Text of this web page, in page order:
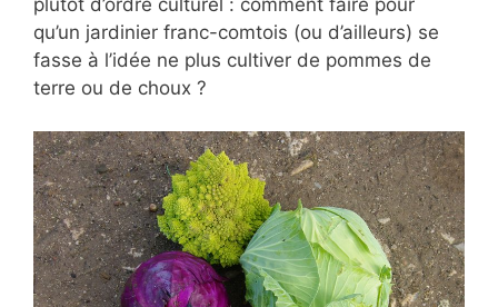
plutôt d’ordre culturel : comment faire pour
qu’un jardinier franc-comtois (ou d’ailleurs) se
fasse à l’idée ne plus cultiver de pommes de
terre ou de choux ?